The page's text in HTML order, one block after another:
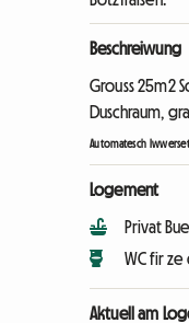
Beschreiwung
Grouss 25m2
Duschraum,
Automatesch
Logement
Privat
WC fir ze
Aktuell am